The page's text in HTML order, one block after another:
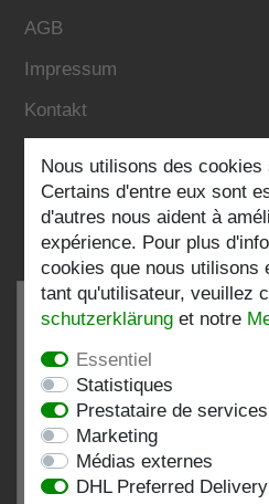
AGB
Impressum
Kontakt
Folgen Sie uns:
de 196
Voir le profil d'évaluation
Nous utilisons des
Certains d'entre eux sont
d'autres nous aident à
expérience. Pour plus
cookies que nous utilisons
tant qu'utilisateur, veuillez
schutz­erklärung et notre
Essentiel
Statistiques
Prestataire de
Marketing
Médias externes
DHL Preferred Delivery